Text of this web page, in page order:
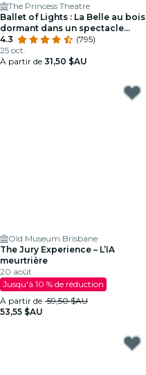
The Princess Theatre
Ballet of Lights : La Belle au bois
dormant dans un spectacle
étincelant
4.3
(795)
25 oct.
À partir de 31,50 $AU
Old Museum Brisbane
The Jury Experience – L’IA
meurtrière
20 août
Jusqu'à 10 % de réduction
À partir de 59,50 $AU
53,55 $AU